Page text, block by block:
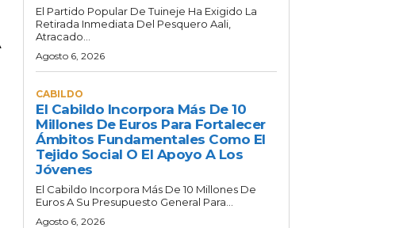
El Partido Popular De Tuineje Ha Exigido La
Retirada Inmediata Del Pesquero Aali,
Atracado...
Agosto 6, 2026
CABILDO
El Cabildo Incorpora Más De 10
Millones De Euros Para Fortalecer
Ámbitos Fundamentales Como El
Tejido Social O El Apoyo A Los
Jóvenes
El Cabildo Incorpora Más De 10 Millones De
Euros A Su Presupuesto General Para...
Agosto 6, 2026